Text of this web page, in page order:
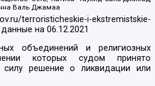
Валь Джамаа
terroristicheskie-i-ekstremistskie-
данные на06.12.2021
объединений и религиозных
которых судом принято
силу решение о ликвидации или